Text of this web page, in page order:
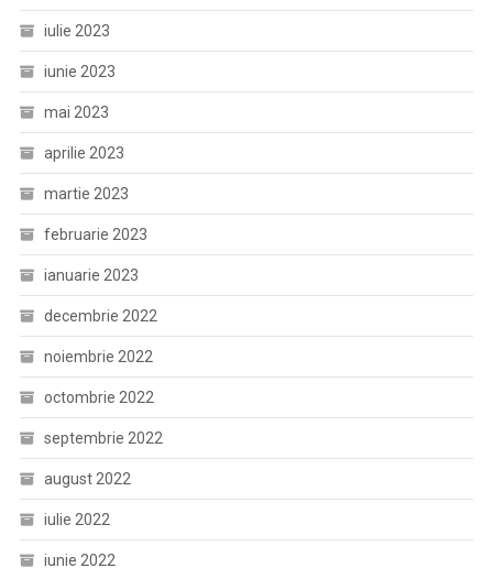
iulie 2023
iunie 2023
mai 2023
aprilie 2023
martie 2023
februarie 2023
ianuarie 2023
decembrie 2022
noiembrie 2022
octombrie 2022
septembrie 2022
august 2022
iulie 2022
iunie 2022